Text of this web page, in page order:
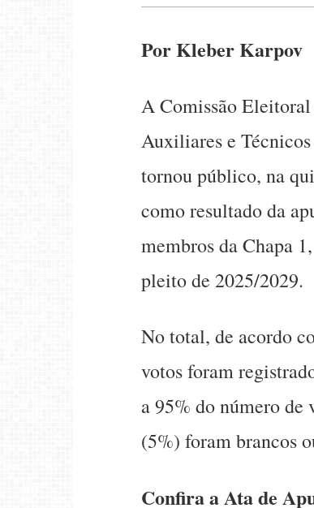
Por Kleber Karpov
A Comissão
Auxiliares e
tornou público, na
como resultado da
membros da Chapa
pleito de 2025/2029.
No total, de acordo
votos foram
a 95% do número de
(5%) foram brancos
Confira a Ata de